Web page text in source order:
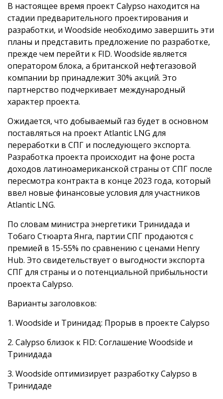
В настоящее время проект Calypso находится на
стадии предварительного проектирования и
разработки, и Woodside необходимо завершить эти
планы и представить предложение по разработке,
прежде чем перейти к FID. Woodside является
оператором блока, а британской нефтегазовой
компании bp принадлежит 30% акций. Это
партнерство подчеркивает международный
характер проекта.
Ожидается, что добываемый газ будет в основном
поставляться на проект Atlantic LNG для
переработки в СПГ и последующего экспорта.
Разработка проекта происходит на фоне роста
доходов латиноамериканской страны от СПГ после
пересмотра контракта в конце 2023 года, который
ввел новые финансовые условия для участников
Atlantic LNG.
По словам министра энергетики Тринидада и
Тобаго Стюарта Янга, партии СПГ продаются с
премией в 15-55% по сравнению с ценами Henry
Hub. Это свидетельствует о выгодности экспорта
СПГ для страны и о потенциальной прибыльности
проекта Calypso.
Варианты заголовков:
1. Woodside и Тринидад: Прорыв в проекте Calypso
2. Calypso близок к FID: Соглашение Woodside и
Тринидада
3. Woodside оптимизирует разработку Calypso в
Тринидаде